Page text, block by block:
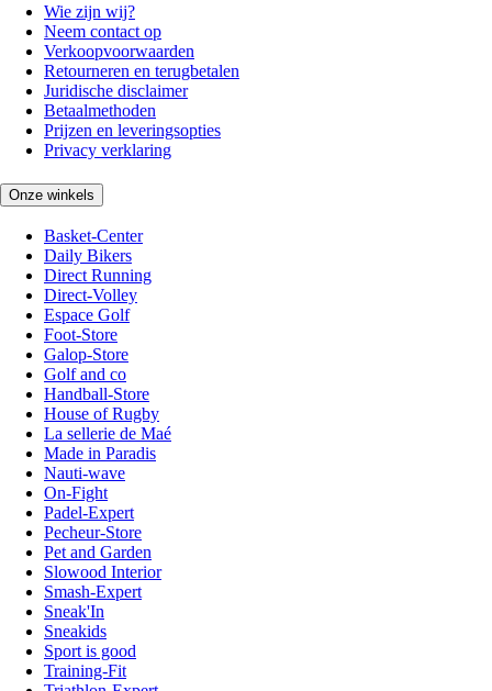
Wie zijn wij?
Neem contact op
Verkoopvoorwaarden
Retourneren en terugbetalen
Juridische disclaimer
Betaalmethoden
Prijzen en leveringsopties
Privacy verklaring
Onze winkels
Basket-Center
Daily Bikers
Direct Running
Direct-Volley
Espace Golf
Foot-Store
Galop-Store
Golf and co
Handball-Store
House of Rugby
La sellerie de Maé
Made in Paradis
Nauti-wave
On-Fight
Padel-Expert
Pecheur-Store
Pet and Garden
Slowood Interior
Smash-Expert
Sneak'In
Sneakids
Sport is good
Training-Fit